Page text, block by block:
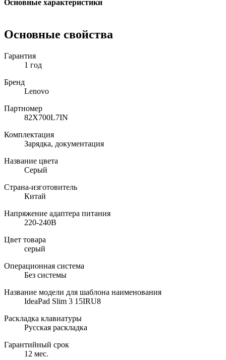
Основные характеристики
Основные свойства
Гарантия
1 год
Бренд
Lenovo
Партномер
82X700L7IN
Комплектация
Зарядка, документация
Название цвета
Серый
Страна-изготовитель
Китай
Напряжение адаптера питания
220-240В
Цвет товара
серый
Операционная система
Без системы
Название модели для шаблона наименования
IdeaPad Slim 3 15IRU8
Раскладка клавиатуры
Русская раскладка
Гарантийный срок
12 мес.